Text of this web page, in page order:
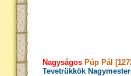
Nagyságos Púp Pál
Tevetrükkök